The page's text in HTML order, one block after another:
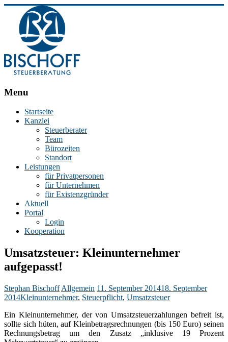
BISCHOFF
Stephan
Steuerberater
Essen
Menu
Startseite
Kanzlei
Steuerberater
Team
Bürozeiten
Standort
Leistungen
für Privatpersonen
für Unternehmen
für Existenzgründer
Aktuell
Portal
Login
Kooperation
Umsatzsteuer: Kleinunternehmer
aufgepasst!
Stephan Bischoff Allgemein 11. September 201418. September
2014Kleinunternehmer, Steuerpflicht, Umsatzsteuer
Ein Kleinunternehmer, der von Umsatzsteuerzahlungen befreit ist,
sollte sich hüten, auf Kleinbetragsrechnungen (bis 150 Euro) seinen
Rechnungsbetrag um den Zusatz „inklusive 19 Prozent